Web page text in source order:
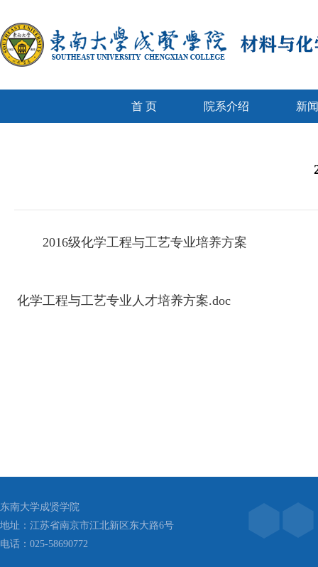
首 页 院系介绍 新
2016级化学工程与工艺专业培养方案
化学工程与工艺专业人才培养方案.doc
东南大学成贤学院
地址：江苏省南京市江北新区东大路6号
电话：025-58690772